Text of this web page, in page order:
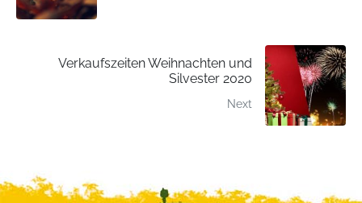
Verkaufszeiten Weihnachten und
Silvester 2020
Next